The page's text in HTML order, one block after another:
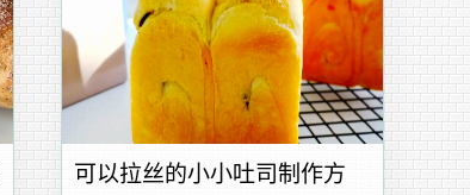
可以拉丝的小小吐司制作方